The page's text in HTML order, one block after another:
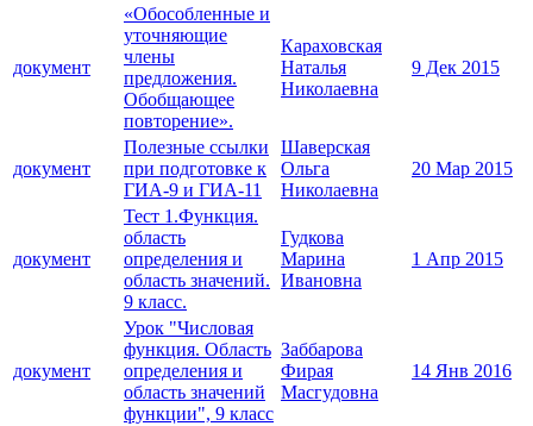
документ
«Обособленные и
уточняющие
члены
предложения.
Обобщающее
повторение».
Караховская
Наталья
Николаевна
9 Дек 2015
документ
Полезные ссылки
при подготовке к
ГИА-9 и ГИА-11
Шаверская
Ольга
Николаевна
20 Мар 2015
документ
Тест 1.Функция.
область
определения и
область значений.
9 класс.
Гудкова
Марина
Ивановна
1 Апр 2015
документ
Урок "Числовая
функция. Область
определения и
область значений
функции", 9 класс
Заббарова
Фирая
Масгудовна
14 Янв 2016